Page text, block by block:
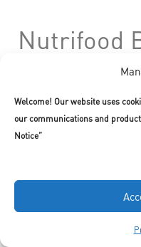
Welcome! Our website uses
our communications and
Notice”
Nutrifood
RI dan
Edukasi
Cerdas
Kemasan